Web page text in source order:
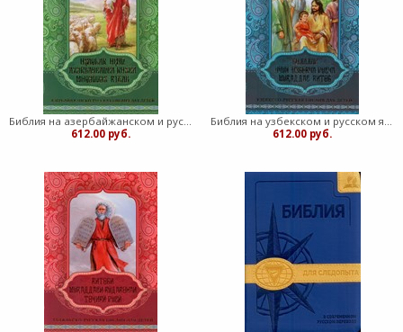
Библия на азербайжанском и русском языке (детская) (Мягкий)
612.00 руб.
Библия на узбекском и русском языке (детская) (Мягкий)
612.00 руб.